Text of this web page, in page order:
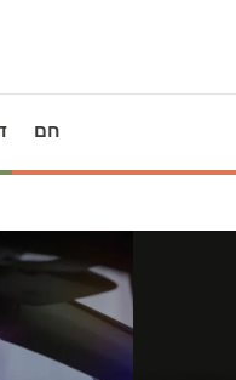
חם